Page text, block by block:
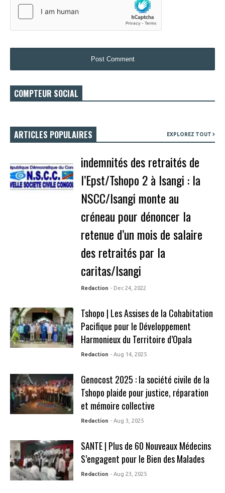
COMPTEUR SOCIAL
ARTICLES POPULAIRES EXPLOREZ TOUT
indemnités des retraités de
l’Epst/Tshopo 2 à Isangi : la
NSCC/Isangi monte au
créneau pour dénoncer la
retenue d’un mois de salaire
des retraités par la
caritas/Isangi
Redaction - Dec 24, 2022
Tshopo | Les Assises de la Cohabitation
Pacifique pour le Développement
Harmonieux du Territoire d’Opala
Redaction - Aug 14, 2025
Genocost 2025 : la société civile de la
Tshopo plaide pour justice, réparation
et mémoire collective
Redaction - Aug 3, 2025
SANTE | Plus de 60 Nouveaux Médecins
S’engagent pour le Bien des Malades
Redaction - Aug 23, 2025